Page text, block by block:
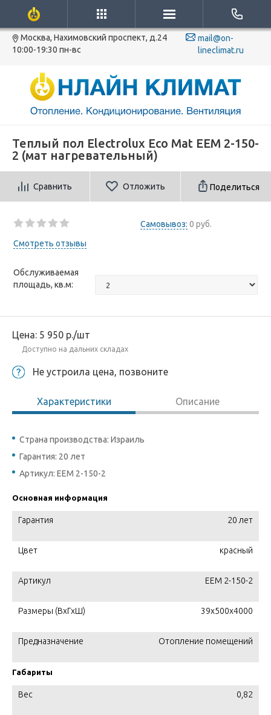
Москва, Нахимовский проспект, д.24
10:00-19:30 пн-вс
mail@on-
lineclimat.ru
Теплый пол Electrolux Eco Mat EEM 2-150-
2 (мат нагревательный)
Сравнить Отложить Поделиться
Самовывоз: 0 руб.
Смотреть отзывы
Обслуживаемая
площадь, кв.м:
Цена: 5 950 р./шт
Доступно на дальних складах
Не устроила цена, позвоните
Характеристики Описание
Страна производства: Израиль
Гарантия: 20 лет
Артикул: EEM 2-150-2
Основная информация
Гарантия 20 лет
Цвет красный
Артикул EEM 2-150-2
Размеры (ВхГхШ) 39х500х4000
Предназначение Отопление помещений
Габариты
Вес 0,82